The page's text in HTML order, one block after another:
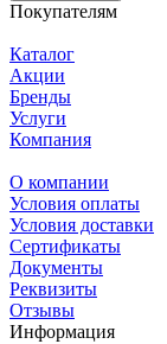
Покупателям
Каталог
Акции
Бренды
Услуги
Компания
О компании
Условия оплаты
Условия доставки
Сертификаты
Документы
Реквизиты
Отзывы
Информация